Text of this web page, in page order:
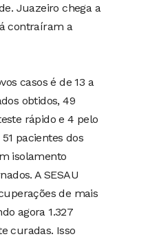
Juazeiro chega a
contraíram a
casos é de 13 a
obtidos, 49
rápido e 4 pelo
pacientes dos
isolamento
A SESAU
de mais
agora 1.327
curadas. Isso